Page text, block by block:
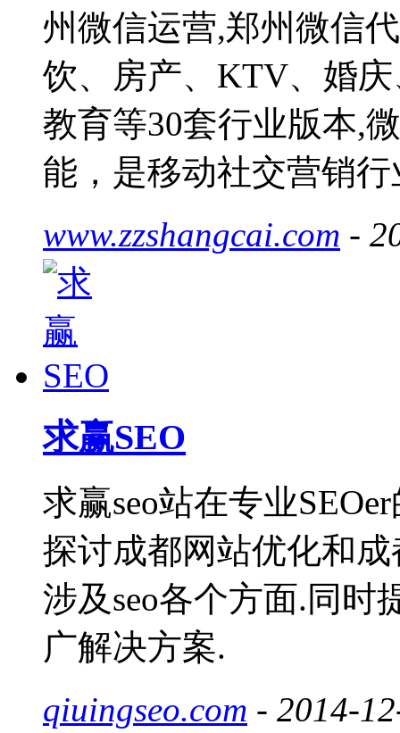
州微信运营,郑州微信
饮、房产、KTV、婚
教育等30套行业版本,
能，是移动社交营销
www.zzshangcai.com -
求赢SEO
求赢seo站在专业
探讨成都网站优化和
涉及seo各个方面.同时
广解决方案.
qiuingseo.com - 2014-